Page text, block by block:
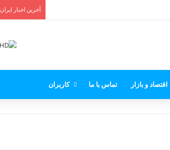
آخرین اخبار ایران
اقتصاد و بازار تماس با ما کاربران